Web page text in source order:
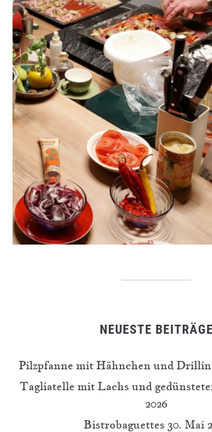
NEUESTE BEITRÄGE
Pilzpfanne mit Hähnchen und
Tagliatelle mit Lachs und
2026
Bistrobaguettes 30. Mai